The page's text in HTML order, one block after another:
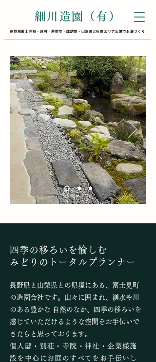
細川造園（有）
長野県富士見町・原村・茅野市・諏訪市・山梨県北杜市エリア近隣でお庭づくり
四季の移ろいを愉しむ
みどりのトータルプランナー
長野県と山梨県との県境にある、富士見町
の造園会社です。 山々に囲まれ、湧水や川
のある豊かな 自然のなか、 ​四季の移ろいを
感じていただけるような空間をお手伝いで
きたらと思っております。
個人邸・ 別荘・寺院・神社・企業様施
設を中心にお庭のすべてをお手伝いし